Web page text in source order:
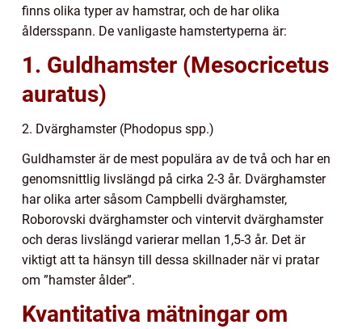
finns olika typer av hamstrar, och de har olika
åldersspann. De vanligaste hamstertyperna är:
1. Guldhamster (Mesocricetus
auratus)
2. Dvärghamster (Phodopus spp.)
Guldhamster är de mest populära av de två och har en
genomsnittlig livslängd på cirka 2-3 år. Dvärghamster
har olika arter såsom Campbelli dvärghamster,
Roborovski dvärghamster och vintervit dvärghamster
och deras livslängd varierar mellan 1,5-3 år. Det är
viktigt att ta hänsyn till dessa skillnader när vi pratar
om ”hamster ålder”.
Kvantitativa mätningar om